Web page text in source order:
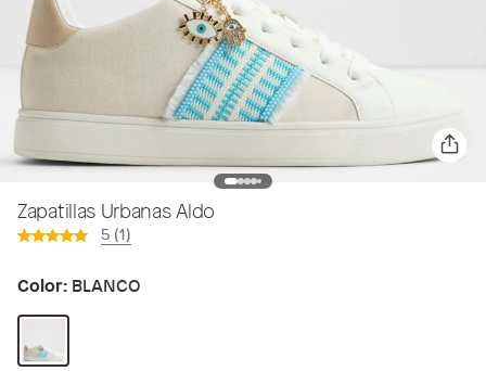
Zapatillas Urbanas Aldo
5 (1)
Color: BLANCO